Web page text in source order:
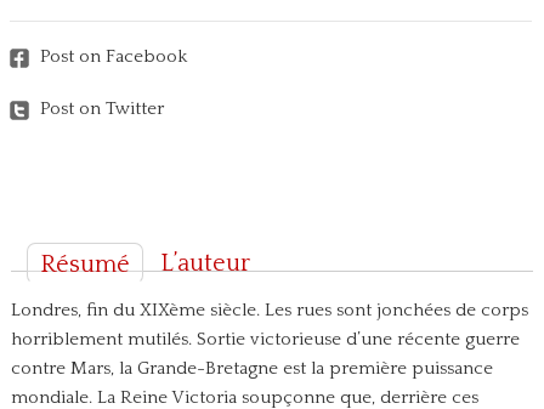
Post on Facebook
Post on Twitter
Résumé L’auteur
Londres, fin du XIXème siècle. Les rues sont jonchées de corps
horriblement mutilés. Sortie victorieuse d’une récente guerre
contre Mars, la Grande-Bretagne est la première puissance
mondiale.La Reine Victoria soupçonne que, derrière ces